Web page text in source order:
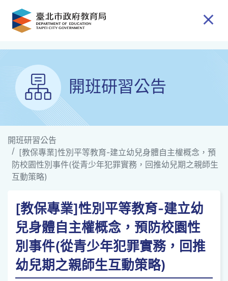
跳到主要內容
開班研習公告
開班研習公告
[教保專業]性別平等教育-建立幼兒身體自主權概念，預
防校園性別事件(從青少年犯罪實務，回推幼兒期之親師生
互動策略)
[教保專業]性別平等教育-建立幼
兒身體自主權概念，預防校園性
別事件(從青少年犯罪實務，回推
幼兒期之親師生互動策略)